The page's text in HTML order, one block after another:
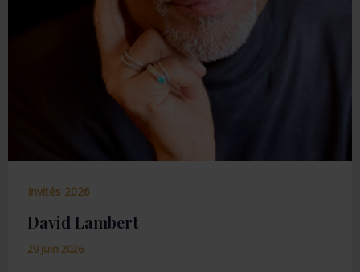
Invités 2026
David Lambert
29 juin 2026